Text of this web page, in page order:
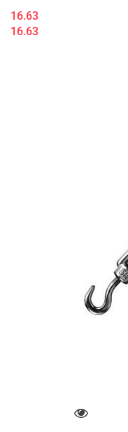
16.63
16.63